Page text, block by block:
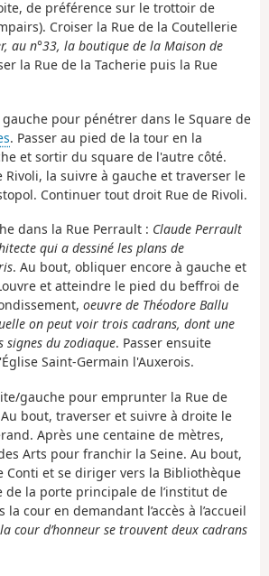
de préférence sur le trottoir de
Croiser la Rue de la Coutellerie
au n°33, la boutique de la Maison de
la Rue de la Tacherie puis la Rue
pour pénétrer dans le Square de
. Passer au pied de la tour en la
et sortir du square de l'autre côté.
Rivoli, la suivre à gauche et traverser le
Continuer tout droit Rue de Rivoli.
dans la Rue Perrault : Claude Perrault
qui a dessiné les plans de
. Au bout, obliquer encore à gauche et
et atteindre le pied du beffroi de
oeuvre de Théodore Ballu
on peut voir trois cadrans, dont une
signes du zodiaque. Passer ensuite
Saint-Germain l'Auxerois.
gauche pour emprunter la Rue de
Au bout, traverser et suivre à droite le
Après une centaine de mètres,
Arts pour franchir la Seine. Au bout,
Conti et se diriger vers la Bibliothèque
de la porte principale de l’institut de
la cour en demandant l’accès à l’accueil
cour d’honneur se trouvent deux cadrans